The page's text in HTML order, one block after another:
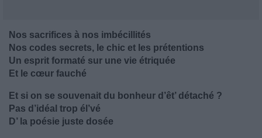
Nos sacrifices à nos imbécillités
Nos codes secrets, le chic et les prétentions
Un esprit formaté sur une vie étriquée
Et le cœur fauché
Et si on se souvenait du bonheur d’êt’ détaché ?
Pas d’idéal trop él’vé
D’ la poésie juste dosée